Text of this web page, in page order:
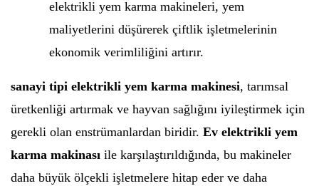
elektrikli yem karma makineleri, yem
maliyetlerini düşürerek çiftlik işletmelerinin
ekonomik verimliliğini artırır.
sanayi tipi elektrikli yem karma makinesi, tarımsal
üretkenliği artırmak ve hayvan sağlığını iyileştirmek için
gerekli olan enstrümanlardan biridir. Ev elektrikli yem
karma makinası ile karşılaştırıldığında, bu makineler
daha büyük ölçekli işletmelere hitap eder ve daha